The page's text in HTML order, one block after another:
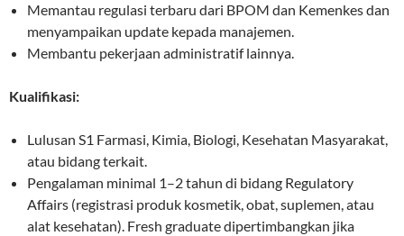
Memantau regulasi terbaru dari BPOM dan Kemenkes dan
menyampaikan update kepada manajemen.
Membantu pekerjaan administratif lainnya.
Kualifikasi:
Lulusan S1 Farmasi, Kimia, Biologi, Kesehatan Masyarakat,
atau bidang terkait.
Pengalaman minimal 1–2 tahun di bidang Regulatory
Affairs (registrasi produk kosmetik, obat, suplemen, atau
alat kesehatan). Fresh graduate dipertimbangkan jika